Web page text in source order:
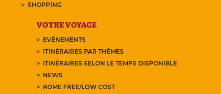
SHOPPING
VOTRE VOYAGE
EVÉNEMENTS
ITINÉRAIRES PAR THÈMES
ITINÉRAIRES SELON LE TEMPS DISPONIBLE
NEWS
ROME FREE/LOW COST